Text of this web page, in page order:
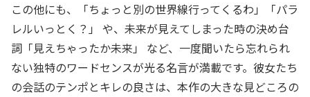
この他にも、「ちょっと別の世界線行ってくるわ」「パラ
レルいっとく？」 や、未来が見えてしまった時の決め台
詞「見えちゃったか未来」 など、一度聞いたら忘れられ
ない独特のワードセンスが光る名言が満載です。彼女たち
の会話のテンポとキレの良さは、本作の大きな見どころの